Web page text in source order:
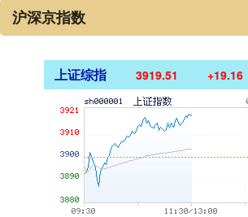
沪深京指数
上证综指 3919.51 +19.16